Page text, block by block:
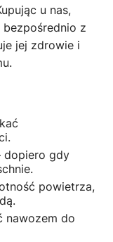
u nas,
z
jej zdrowie i
dopiero gdy
powietrza,
nawozem do